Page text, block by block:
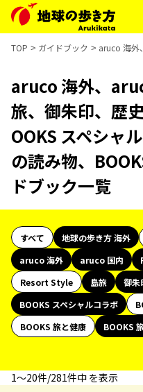
TOP ガイドブック aruco 海外
aruco 海外、
旅、御朱印、歴
OOKS スペシャ
の読み物、
ドブック一覧
すべて 地球の歩き方 海外
aruco 海外
aruco 国内
Resort Style
島旅 御朱
BOOKS スペシャルコラボ
BOOKS 旅と健康
BOOKS
1〜20件/281件中 を表示